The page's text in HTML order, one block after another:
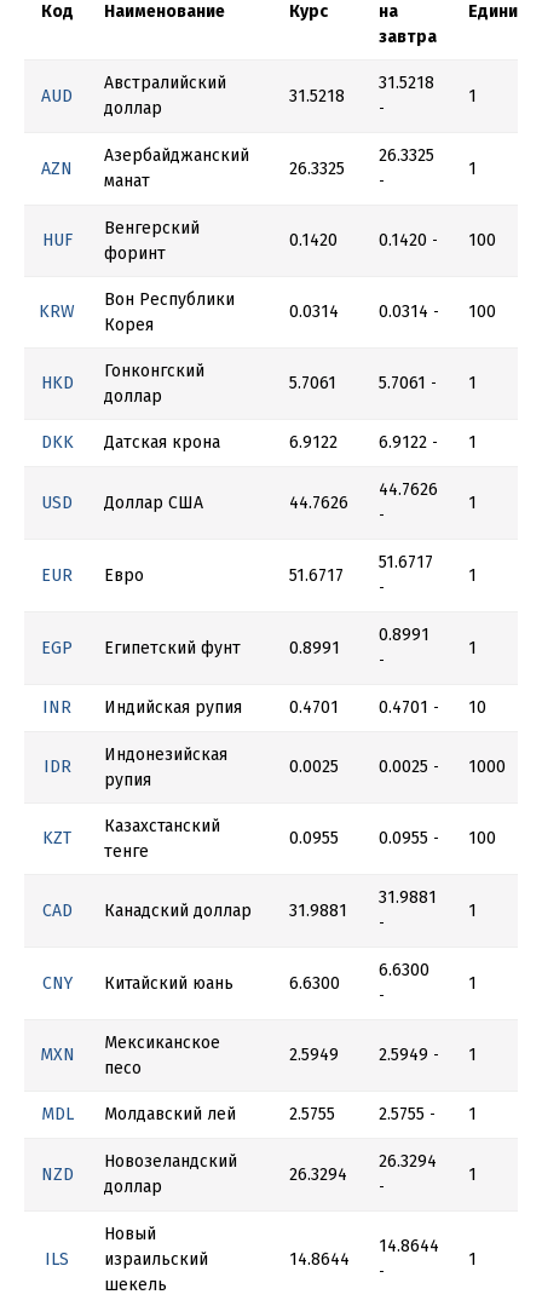
Код Наименование Курс
на
завтра
Единиц
AUD
Австралийский
доллар
31.5218
31.5218
-
1
AZN
Азербайджанский
манат
26.3325
26.3325
-
1
HUF
Венгерский
форинт
0.1420 0.1420 - 100
KRW
Вон Республики
Корея
0.0314 0.0314 - 100
HKD
Гонконгский
доллар
5.7061 5.7061 - 1
DKK Датская крона 6.9122 6.9122 - 1
USD Доллар США 44.7626
44.7626
-
1
EUR Евро 51.6717
51.6717
-
1
EGP Египетский фунт 0.8991
0.8991
-
1
INR Индийская рупия 0.4701 0.4701 - 10
IDR
Индонезийская
рупия
0.0025 0.0025 - 1000
KZT
Казахстанский
тенге
0.0955 0.0955 - 100
CAD Канадский доллар 31.9881
31.9881
-
1
CNY Китайский юань 6.6300
6.6300
-
1
MXN
Мексиканское
песо
2.5949 2.5949 - 1
MDL Молдавский лей 2.5755 2.5755 - 1
NZD
Новозеландский
доллар
26.3294
26.3294
-
1
ILS
Новый
израильский
шекель
14.8644
14.8644
-
1